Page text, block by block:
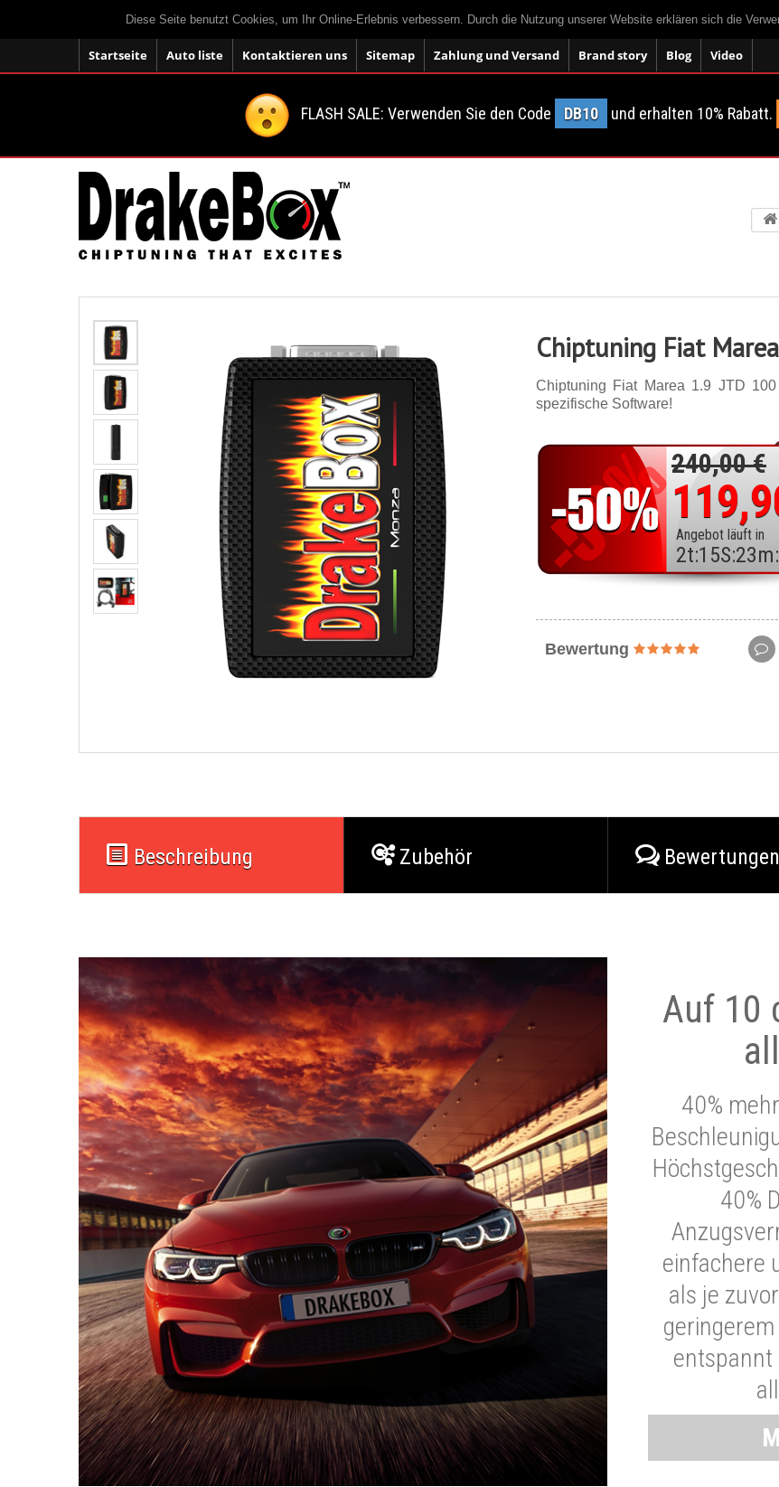
Diese Seite benutzt Cookies, um Ihr Online-Erlebnis verbessern. Durch die Nutzung unserer Website erklären sich die
Startseite Auto liste Kontaktieren uns Sitemap Zahlung und Versand Brand story Blog Video
FLASH SALE: Verwenden Sie den Code DB10 und erhalten 10% Rabatt.
Chiptuning Fiat
Chiptuning Fiat Marea 1.9 JTD
spezifische Software!
240,00 €
Angebot läuft in
2t:15S:23m:
Bewertung
Beschreibung Zubehör Bewertungen
Auf 10
40%
40%
einfachere
als je
entspannt